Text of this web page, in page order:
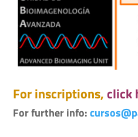
For inscriptions,click
For further info: